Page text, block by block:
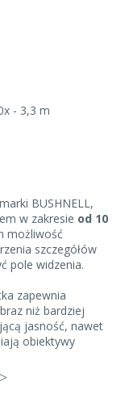
- 3,3 m
BUSHNELL,
w zakresie od 10
możliwość
szczegółów
pole widzenia.
zapewnia
niż bardziej
jasność, nawet
obiektywy
(Fully Coated).